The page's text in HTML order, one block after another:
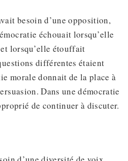
besoin d’une opposition,
échouait lorsqu’elle
lorsqu’elle étouffait
différentes étaient
morale donnait de la place à
Dans une démocratie
de continuer à discuter.